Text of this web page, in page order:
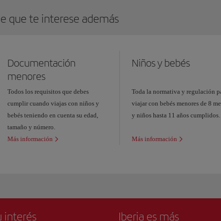
que te interese además
Documentación
menores
Todos los requisitos que debes
cumplir cuando viajas con niños y
bebés teniendo en cuenta su edad,
tamaño y número.
Más información
Niños y bebés
Toda la normativa y regulación
viajar con bebés menores de 8
y niños hasta 11 años cumplidos.
Más información
interés Iberia es más